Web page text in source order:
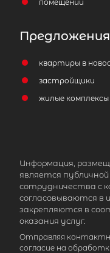
помещений
квартиры в
застройщики
жилые комплексы
Информация,
является
сотрудничества с
согласовываются в
закрепляются в
оказания услуг.
Отправляя
согласие на